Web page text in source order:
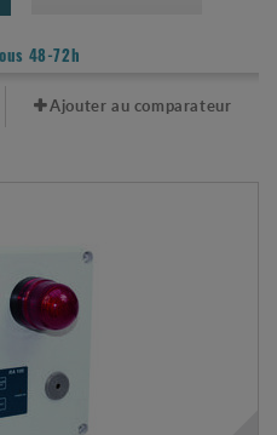
48-72h
Ajouter au comparateur